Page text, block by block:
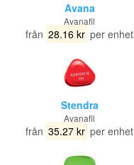
Avana
Avanafil
från 28.16 kr per enhet
Stendra
Avanafil
från 35.27 kr per enhet